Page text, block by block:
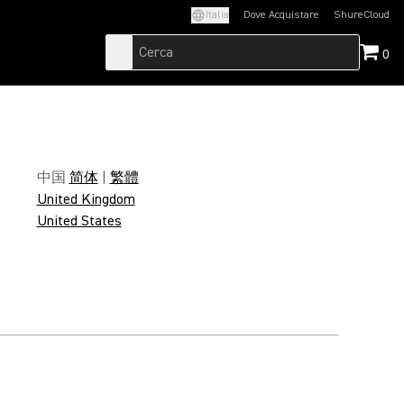
Italia Dove Acquistare ShureCloud
(Opens in a new
0
中国 简体| 繁體
United Kingdom
United States